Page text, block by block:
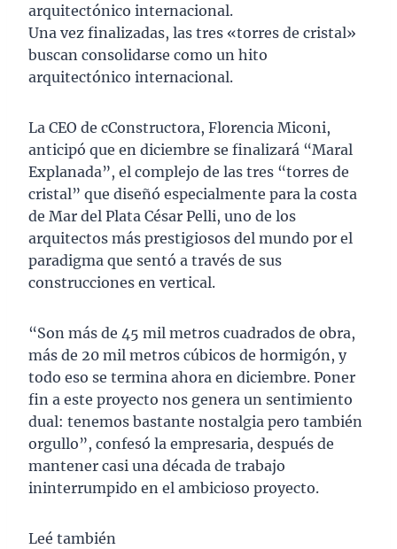
arquitectónico internacional.
Una vez finalizadas, las tres «torres de cristal»
buscan consolidarse como un hito
arquitectónico internacional.
La CEO de cConstructora, Florencia Miconi,
anticipó que en diciembre se finalizará “Maral
Explanada”, el complejo de las tres “torres de
cristal” que diseñó especialmente para la costa
de Mar del Plata César Pelli, uno de los
arquitectos más prestigiosos del mundo por el
paradigma que sentó a través de sus
construcciones en vertical.
“Son más de 45 mil metros cuadrados de obra,
más de 20 mil metros cúbicos de hormigón, y
todo eso se termina ahora en diciembre. Poner
fin a este proyecto nos genera un sentimiento
dual: tenemos bastante nostalgia pero también
orgullo”, confesó la empresaria, después de
mantener casi una década de trabajo
ininterrumpido en el ambicioso proyecto.
Leé también